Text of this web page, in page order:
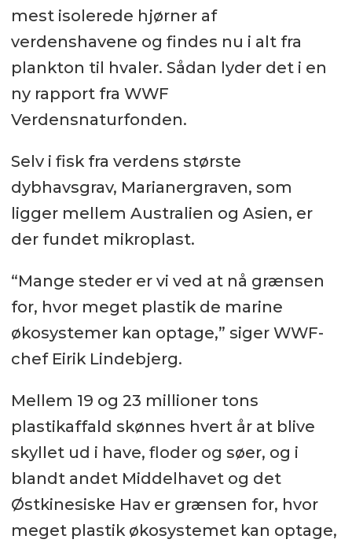
mest isolerede hjørner af
verdenshavene og findes nu i alt fra
plankton til hvaler. Sådan lyder det i en
ny rapport fra WWF
Verdensnaturfonden.
Selv i fisk fra verdens største
dybhavsgrav, Marianergraven, som
ligger mellem Australien og Asien, er
der fundet mikroplast.
“Mange steder er vi ved at nå grænsen
for, hvor meget plastik de marine
økosystemer kan optage,” siger WWF-
chef Eirik Lindebjerg.
Mellem 19 og 23 millioner tons
plastikaffald skønnes hvert år at blive
skyllet ud i have, floder og søer, og i
blandt andet Middelhavet og det
Østkinesiske Hav er grænsen for, hvor
meget plastik økosystemet kan optage,